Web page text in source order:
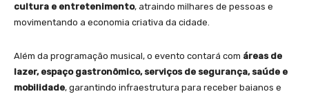
cultura e entretenimento, atraindo milhares de pessoas e
movimentando a economia criativa da cidade.
Além da programação musical, o evento contará com áreas de
lazer, espaço gastronômico, serviços de segurança, saúde e
mobilidade, garantindo infraestrutura para receber baianos e